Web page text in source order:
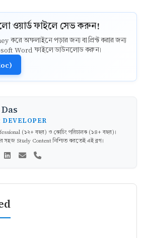
ওয়ার্ড ফাইলে সেভ করুন!
করে অফলাইনে পড়ার জন্য বা প্রিন্ট করার জন্য
Word ফাইলে ডাউনলোড করুন।
DEVELOPER
(১২+ বছর) ও কোচিং পরিচালক (১৪+ বছর)।
সহজ Study Content নিশ্চিত করতেই এই ব্লগ।